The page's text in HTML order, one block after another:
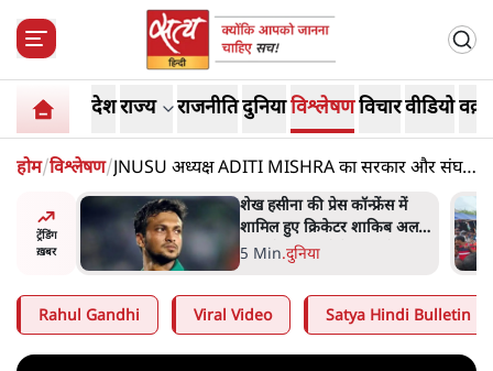
देशराज्य राजनीतिदुनियाविश्लेषणविचारवीडियो
होम/विश्लेषण/JNUSU अध्यक्ष ADITI MISHRA का सरकार और संघ
पर बड़ा हमला
ट्रेंडिंग
ख़बर
अहमद
में बंद
शेख हसीना की प्रेस कॉन्फ्रेंस में
शामिल हुए क्रिकेटर शाकिब अल
हसन के घर पर पेट्रोल बम से हमला
5 Min.दुनिया
Rahul Gandhi Viral Video Satya Hindi Bulletin